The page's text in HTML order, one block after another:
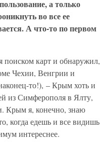
а только
во все ее
А что-то по первом
поиском карт и обнаружил,
Чехии, Венгрии и
то!), – Крым хоть и
из Симферополя в Ялту,
Крым я, конечно, знаю
когда едешь и все видишь
интереснее.